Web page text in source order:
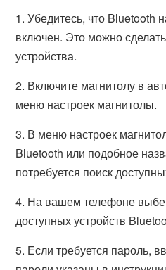
1. Убедитесь, что Bluetooth
включен. Это можно
устройства.
2. Включите магнитолу в
меню настроек магнитолы.
3. В меню настроек
Bluetooth или подобное
потребуется поиск
4. На вашем телефоне
доступных устройств
5. Если требуется пароль,